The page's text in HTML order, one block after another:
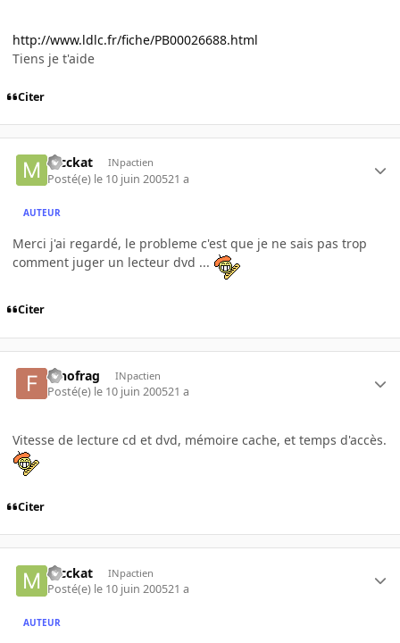
http://www.ldlc.fr/fiche/PB00026688.html
Tiens je t'aide
Citer
mcckat INpactien
Posté(e) le 10 juin 200521 a
AUTEUR
Merci j'ai regardé, le probleme c'est que je ne sais pas trop
comment juger un lecteur dvd ...
Citer
fanofrag INpactien
Posté(e) le 10 juin 200521 a
Vitesse de lecture cd et dvd, mémoire cache, et temps d'accès.
Citer
mcckat INpactien
Posté(e) le 10 juin 200521 a
AUTEUR